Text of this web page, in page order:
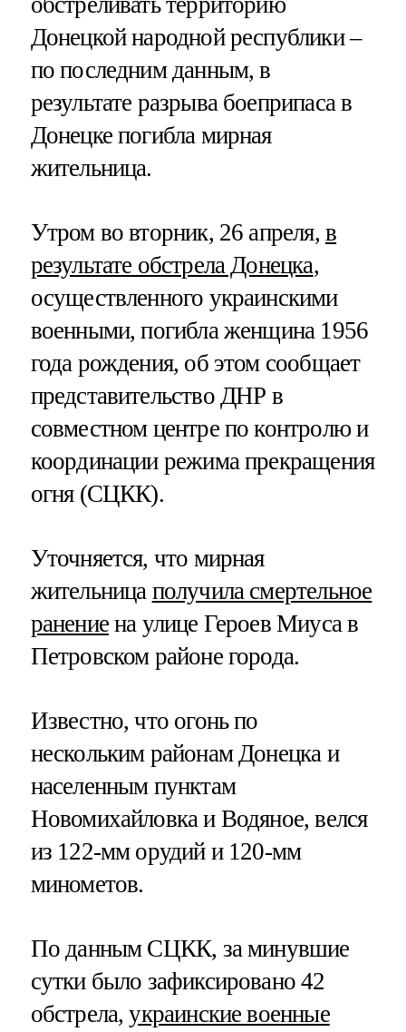
Донецкой народной республики –
по последним данным, в
результате разрыва боеприпаса в
Донецке погибла мирная
жительница.
Утром во вторник, 26 апреля, в
результате обстрела Донецка,
осуществленного украинскими
военными, погибла женщина 1956
года рождения, об этом сообщает
представительство ДНР в
совместном центре по контролю и
координации режима прекращения
огня (СЦКК).
Уточняется, что мирная
жительница получила смертельное
ранениена улице Героев Миуса в
Петровском районе города.
Известно, что огонь по
нескольким районам Донецка и
населенным пунктам
Новомихайловка и Водяное, велся
из 122-мм орудий и 120-мм
минометов.
По данным СЦКК, за минувшие
сутки было зафиксировано 42
обстрела,украинские военные